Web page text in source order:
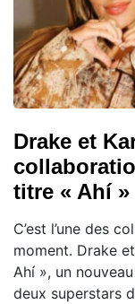
Drake et
titre « Ahí »
C’est l’une des
moment. Drake
Ahí », un
deux superstars